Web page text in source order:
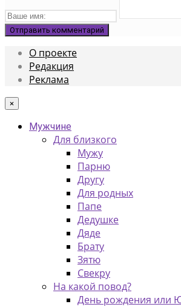
О проекте
Редакция
Реклама
×
Мужчине
Для близкого
Мужу
Парню
Другу
Для родных
Папе
Дедушке
Дяде
Брату
Зятю
Свекру
На какой повод?
День рождения или